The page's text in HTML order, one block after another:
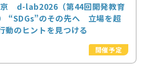
d-lab2026（第44回開発教育
“SDGs”のその先へ 立場を超
動のヒントを見つける
開催予定